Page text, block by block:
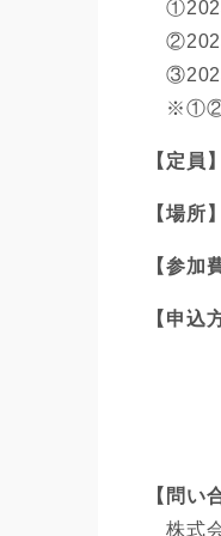
※①②
【定員
【場所
【参加
【申込
【問い
株式